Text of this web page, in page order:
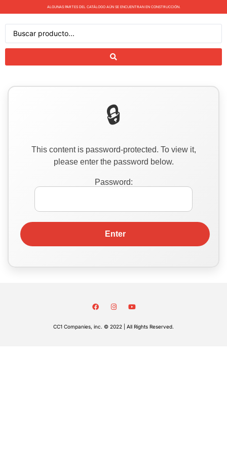
ALGUNAS PARTES DEL CATÁLOGO AÚN SE ENCUENTRAN EN CONSTRUCCIÓN.
This content is password-protected. To view it,
please enter the password below.
Password:
CC1 Companies, inc. © 2022 | All Rights Reserved.